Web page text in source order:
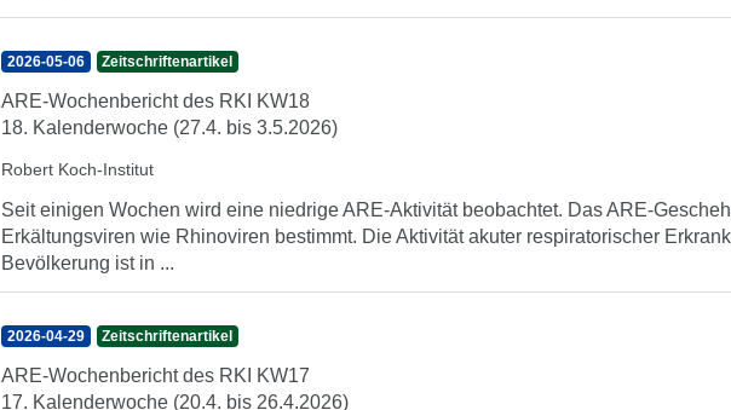
2026-05-06 Zeitschriftenartikel
ARE-Wochenbericht des RKI KW18
18. Kalenderwoche (27.4. bis 3.5.2026)
Robert Koch-Institut
Seit einigen Wochen wird eine niedrige ARE-Aktivität beobachtet. Das ARE-
Erkältungsviren wie Rhinoviren bestimmt. Die Aktivität akuter respiratorischer
Bevölkerung ist in ...
2026-04-29 Zeitschriftenartikel
ARE-Wochenbericht des RKI KW17
17. Kalenderwoche (20.4. bis 26.4.2026)